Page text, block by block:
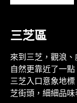
三芝區
來到三芝，觀浪
自然更靠近了一
三芝入口意象地
芝街頭，細細品